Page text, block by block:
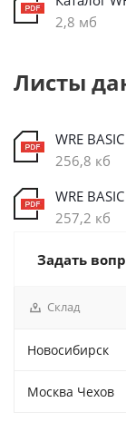
2,8 мб
Листы
WRE
256,8 кб
WRE
257,2 кб
Задать
Склад
Новосибирск
Москва Чехов